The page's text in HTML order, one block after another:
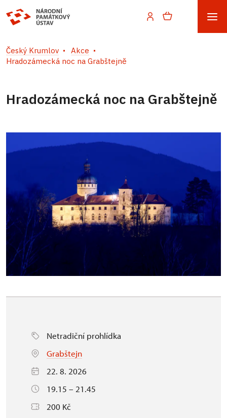
Český Krumlov
Akce
Hradozámecká noc na Grabštejně
Hradozámecká noc na Grabštejně
Netradiční prohlídka
Grabštejn
22. 8. 2026
19.15 – 21.45
200 Kč